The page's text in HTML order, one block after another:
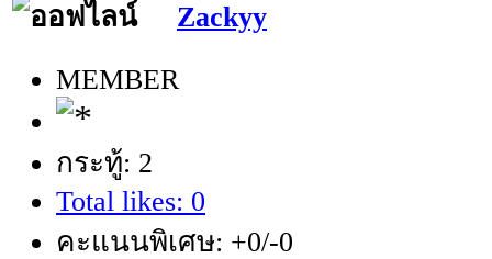
Zackyy
MEMBER
กระทู้: 2
Total likes: 0
คะแนนพิเศษ: +0/-0